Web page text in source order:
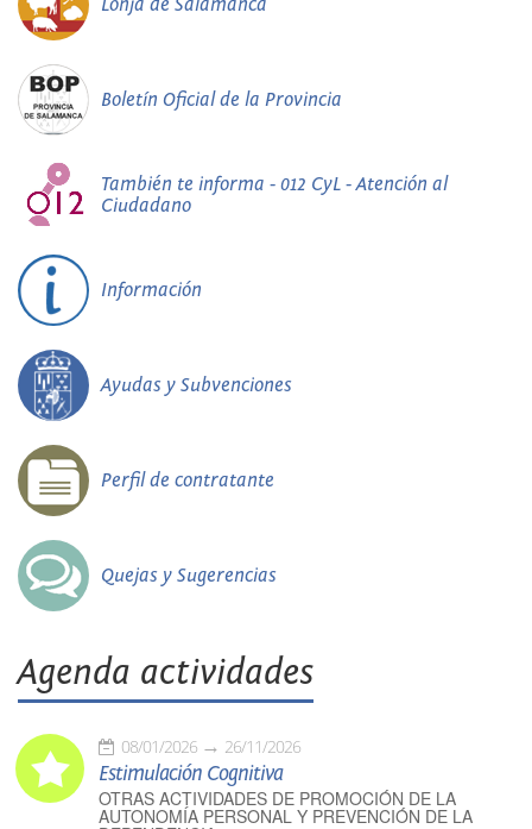
Boletín Oficial de la Provincia
También te informa - 012 CyL - Atención al
Ciudadano
Información
Ayudas y Subvenciones
Perfil de contratante
Quejas y Sugerencias
Agenda actividades
08/01/2026 26/11/2026
Estimulación Cognitiva
OTRAS ACTIVIDADES DE PROMOCIÓN DE LA
AUTONOMÍA PERSONAL Y PREVENCIÓN DE LA